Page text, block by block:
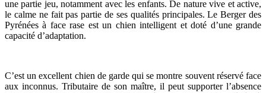
une partie jeu, notamment avec les enfants. De nature vive et active,
le calme ne fait pas partie de ses qualités principales. Le Berger des
Pyrénées à face rase est un chien intelligent et doté d’une grande
capacité d’adaptation.
C’est un excellent chien de garde qui se montre souvent réservé face
aux inconnus. Tributaire de son maître, il peut supporter l’absence